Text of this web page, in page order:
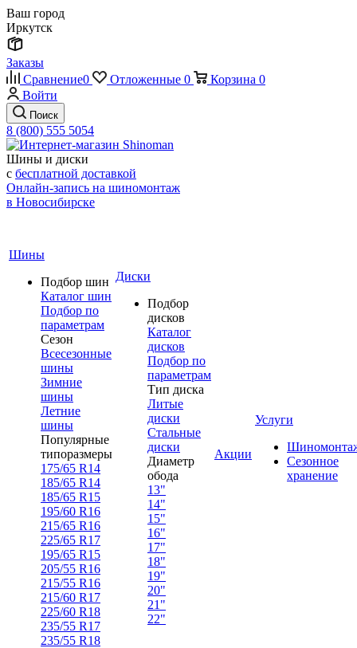
Ваш город
Иркутск
Заказы
Сравнение0 Отложенные 0 Корзина 0
Войти
Поиск
8 (800) 555 5054
Шины и диски
с бесплатной доставкой
Онлайн-запись на шиномонтаж
в Новосибирске
Шины
Подбор шин
Каталог шин
Подбор по
параметрам
Сезон
Всесезонные
шины
Зимние
шины
Летние
шины
Популярные
типоразмеры
175/65 R14
185/65 R14
185/65 R15
195/60 R16
215/65 R16
225/65 R17
195/65 R15
205/55 R16
215/55 R16
215/60 R17
225/60 R18
235/55 R17
235/55 R18
Диски
Подбор
дисков
Каталог
дисков
Подбор по
параметрам
Тип диска
Литые
диски
Стальные
диски
Диаметр
обода
13"
14"
15"
16"
17"
18"
19"
20"
21"
22"
Акции
Услуги
Сезонное
хранение